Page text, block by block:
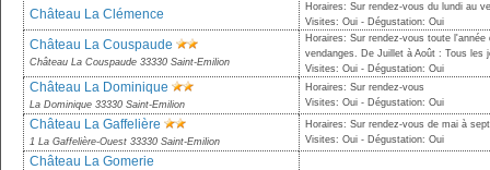
Château La Clémence
Horaires: Sur rendez-vous du lundi au
Visites: Oui - Dégustation: Oui
Château La Couspaude
Château La Couspaude 33330 Saint-Emilion
Horaires: Sur rendez-vous toute
vendanges. De Juillet à Août : Tous les
Visites: Oui - Dégustation: Oui
Château La Dominique
La Dominique 33330 Saint-Emilion
Horaires: Sur rendez-vous
Visites: Oui - Dégustation: Oui
Château La Gaffelière
1 La Gaffelière-Ouest 33330 Saint-Emilion
Horaires: Sur rendez-vous de mai à
Visites: Oui - Dégustation: Oui
Château La Gomerie